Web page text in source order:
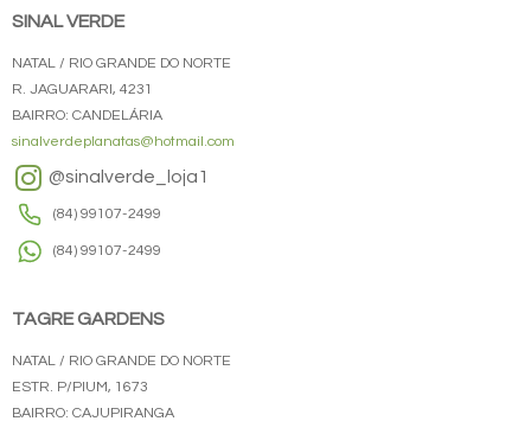
SINAL VERDE
NATAL / RIO GRANDE DO NORTE
R. JAGUARARI, 4231
BAIRRO: CANDELÁRIA
sinalverdeplanatas@hotmail.com
@sinalverde_loja1
(84) 99107-2499
(84) 99107-2499
TAGRE GARDENS
NATAL / RIO GRANDE DO NORTE
ESTR. P/PIUM, 1673
BAIRRO: CAJUPIRANGA